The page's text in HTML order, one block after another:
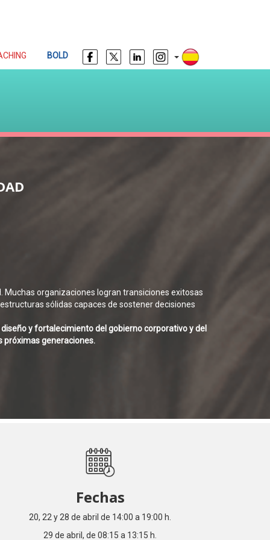
BOLD
Muchas organizaciones logran transiciones exitosas
sólidas capaces de sostener decisiones
y fortalecimiento del gobierno corporativo y del
próximas generaciones.
Fechas
20, 22 y 28 de abril de 14:00 a 19:00 h.
29 de abril, de 08:15 a 13:15 h.